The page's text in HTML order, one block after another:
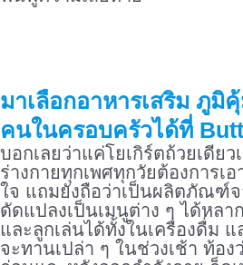
มาเลือกอาหารเสริม ภูมิ
คนในครอบครัวได้ที่
บอกเลยว่าแค่โยเกิร์ตถ้วยเดีย
ร่างกายทุกเพศทุกวัยต้องการเ
ใจ แถมยังถือว่าเป็นผลิตภัณฑ์
ดัดแปลงเป็นเมนูต่าง ๆ ได้หล
และลูกเล่นได้ทั้งในเครื่องดื่ม
จะทานเปล่า ๆ ในช่วงเช้า ท้อ